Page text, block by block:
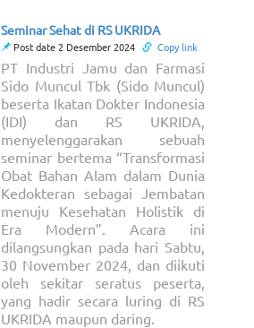
Seminar Sehat di RS UKRIDA
Post date 2 Desember 2024 Copy link
PT Industri Jamu dan Farmasi
Sido Muncul Tbk (Sido Muncul)
beserta Ikatan Dokter Indonesia
(IDI) dan RS UKRIDA,
menyelenggarakan sebuah
seminar bertema “Transformasi
Obat Bahan Alam dalam Dunia
Kedokteran sebagai Jembatan
menuju Kesehatan Holistik di
Era Modern”. Acara ini
dilangsungkan pada hari Sabtu,
30 November 2024, dan diikuti
oleh sekitar seratus peserta,
yang hadir secara luring di RS
UKRIDA maupun daring.